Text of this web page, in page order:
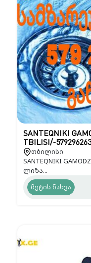
SANTEQNIKI
TBILISI/-579296263
თბილისი
SANTEQNIKI
ლიზა...
მეტის ნახვა